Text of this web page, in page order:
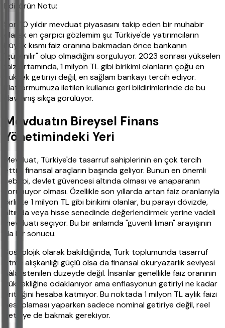
Editörün Notu:
Son 10 yıldır mevduat piyasasını takip eden bir muhabir
olarak en çarpıcı gözlemim şu: Türkiye'de yatırımcıların
büyük kısmı faiz oranına bakmadan önce bankanın
"güvenilir" olup olmadığını sorguluyor. 2023 sonrası yükselen
faiz ortamında, 1 milyon TL gibi birikimi olanların çoğu en
yüksek getiriyi değil, en sağlam bankayı tercih ediyor.
Platformumuza iletilen kullanıcı geri bildirimlerinde de bu
davranış sıkça görülüyor.
Mevduatın Bireysel Finans
Yönetimindeki Yeri
Mevduat, Türkiye'de tasarruf sahiplerinin en çok tercih
ettiği finansal araçların başında geliyor. Bunun en önemli
sebebi, devlet güvencesi altında olması ve anaparanın
korunuyor olması. Özellikle son yıllarda artan faiz oranlarıyla
birlikte 1 milyon TL gibi birikimi olanlar, bu parayı dövizde,
altında veya hisse senedinde değerlendirmek yerine vadeli
mevduatı seçiyor. Bu bir anlamda "güvenli liman" arayışının
da bir sonucu.
Sosyolojik olarak bakıldığında, Türk toplumunda tasarruf
etme alışkanlığı güçlü olsa da finansal okuryazarlık seviyesi
hâlâ istenilen düzeyde değil. İnsanlar genellikle faiz oranının
yüksekliğine odaklanıyor ama enflasyonun getiriyi ne kadar
erittiğini hesaba katmıyor. Bu noktada 1 milyon TL aylık faizi
hesaplaması yaparken sadece nominal getiriye değil, reel
getiriye de bakmak gerekiyor.